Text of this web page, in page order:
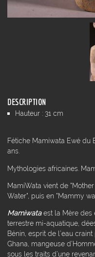
DESCRIPTION
Hauteur : 31 cm
Fétiche Mamiwata Ewé du
ans.
Mythologies africaines.
MamiWata vient de
Water", puis en "Mammy
Mamiwata est la Mère des
terrestre mi-aquatique,
Bénin, esprit de l’eau
Ghana, mangeuse
sous les traits d’une